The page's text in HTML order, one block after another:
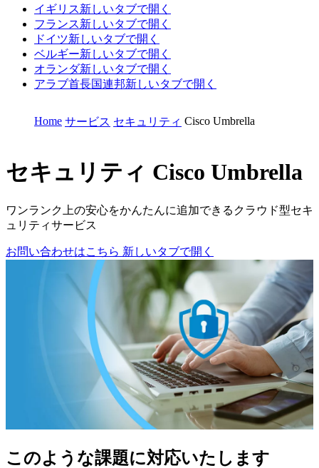
イギリス新しいタブで開く
フランス新しいタブで開く
ドイツ新しいタブで開く
ベルギー新しいタブで開く
オランダ新しいタブで開く
アラブ首長国連邦新しいタブで開く
Home サービス セキュリティ Cisco Umbrella
セキュリティ Cisco Umbrella
ワンランク上の安心をかんたんに追加できるクラウド型セキ
ュリティサービス
お問い合わせはこちら 新しいタブで開く
このような課題に対応いたします